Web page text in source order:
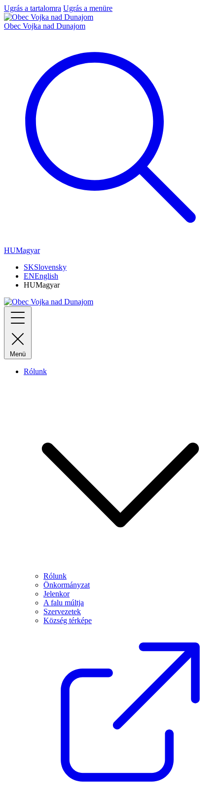
Ugrás a tartalomra Ugrás a menüre
Obec Vojka nad Dunajom
HUMagyar
SKSlovensky
ENEnglish
HUMagyar
Menü
Rólunk
Rólunk
Önkormányzat
Jelenkor
A falu múltja
Szervezetek
Község térképe